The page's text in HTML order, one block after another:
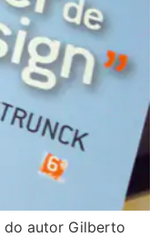
do autor Gilberto